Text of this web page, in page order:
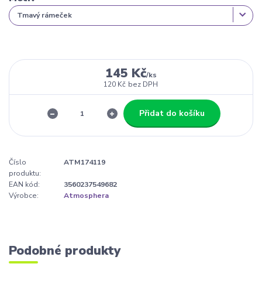
145 Kč/ks
120 Kč bez DPH
Přidat do košíku
Číslo
produktu:
ATM174119
EAN kód:
3560237549682
Výrobce:
Atmosphera
Podobné produkty